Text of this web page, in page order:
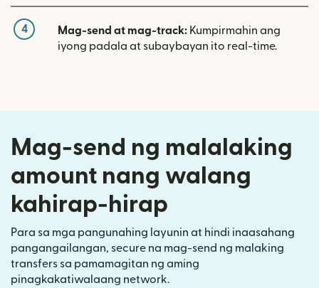
4 Mag-send at mag-track: Kumpirmahin ang
iyong padala at subaybayan ito real-time.
Mag-send ng malalaking
amount nang walang
kahirap-hirap
Para sa mga pangunahing layunin at hindi inaasahang
pangangailangan, secure na mag-send ng malaking
transfers sa pamamagitan ng aming
pinagkakatiwalaang network.